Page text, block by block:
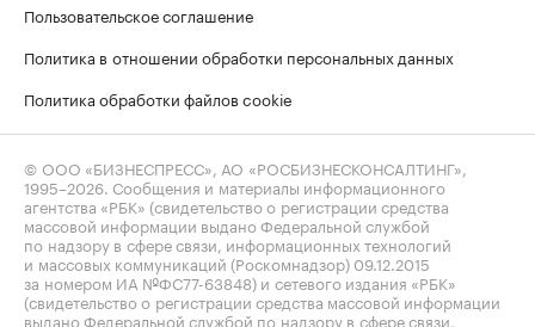
Пользовательское соглашение
Политика в отношении обработки персональных данных
Политика обработки файлов cookie
© ООО «БИЗНЕСПРЕСС», АО «РОСБИЗНЕСКОНСАЛТИНГ»,
1995–2026 . Сообщения и материалы информационного
агентства «РБК» (свидетельство о регистрации средства
массовой информации выдано Федеральной службой
по надзору в сфере связи, информационных технологий
и массовых коммуникаций (Роскомнадзор) 09.12.2015
за номером ИА №ФС77-63848) и сетевого издания «РБК»
(свидетельство о регистрации средства массовой информации
выдано Федеральной службой по надзору в сфере связи,